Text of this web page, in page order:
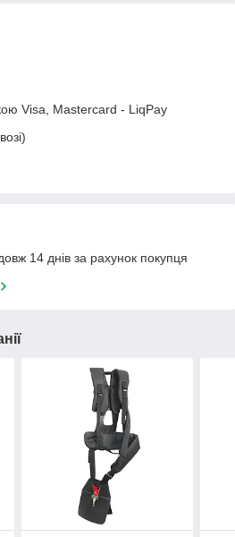
Visa, Mastercard - LiqPay
14 днів за рахунок покупця